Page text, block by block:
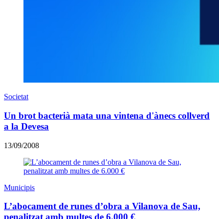
Societat
Un brot bacterià mata una vintena d'ànecs collverd
a la Devesa
13/09/2008
Municipis
L’abocament de runes d’obra a Vilanova de Sau,
penalitzat amb multes de 6.000 €